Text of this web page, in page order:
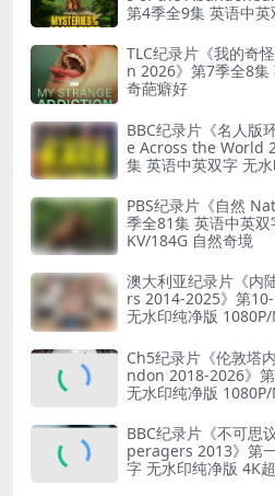
第4季全9集 英语中
TLC纪录片《我的奇
n 2026》第7季全8集
奇葩癖好
BBC纪录片《名人版
e Across the World
集 英语中英双字 无
PBS纪录片《自然
季全81集 英语中英
KV/184G 自然奇境
澳大利亚纪录片《内
rs 2014-2025》第
无水印纯净版
Ch5纪录片《伦敦塔
ndon 2018-2026》
无水印纯净版
BBC纪录片《不可思
peragers 2013》第
字 无水印纯净版 4K